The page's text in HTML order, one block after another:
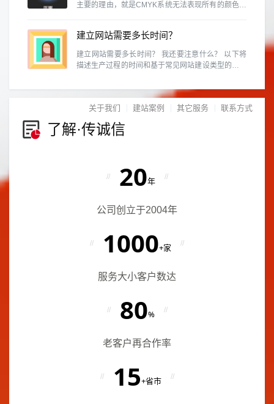
主要的理由，就是CMYK系统无法表现所有的颜色。
建立网站需要多长时间？
建立网站需要多长时间？ 我还要注意什么？ 以下将
描述生产过程的时间和基于常见网站建设类型的预防
了解·传诚信
关于我们 建站案例 其它服务 联系方式
// 20年 //
公司创立于2004年
// 1000+家 //
服务大小客户数达
// 80% //
老客户再合作率
// 15+省市 //